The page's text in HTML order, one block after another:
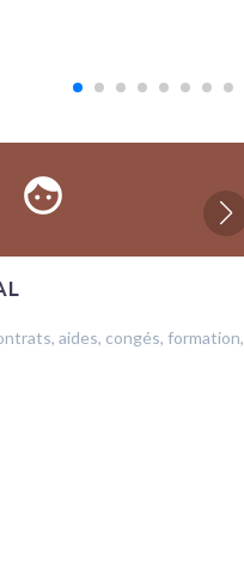
face
aides, congés, formation,